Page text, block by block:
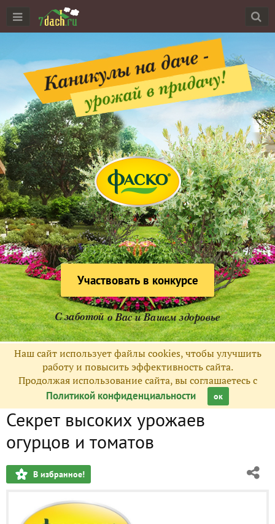
Участвовать в конкурсе
Наш сайт использует файлы cookies, чтобы улучшить
работу и повысить эффективность сайта.
Продолжая использование сайта, вы соглашаетесь с
Политикой конфиденциальности
ок
Секрет высоких урожаев
огурцов и томатов
В избранное!